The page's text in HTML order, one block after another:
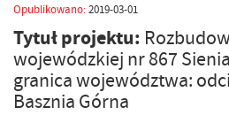
Opublikowano:2019-03-01
Tytuł projektu:
wojewódzkiej nr 867
granica województwa:
Basznia Górna